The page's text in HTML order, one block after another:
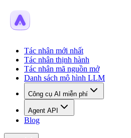
Tác nhân mới nhất
Tác nhân thịnh hành
Tác nhân mã nguồn mở
Danh sách mô hình LLM
Công cụ AI miễn phí
Agent API
Blog